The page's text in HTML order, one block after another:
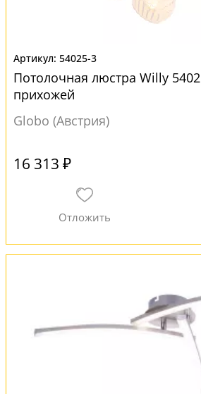
54025-3
Потолочная люстра Willy
прихожей
Globo (Австрия)
16 313 ₽